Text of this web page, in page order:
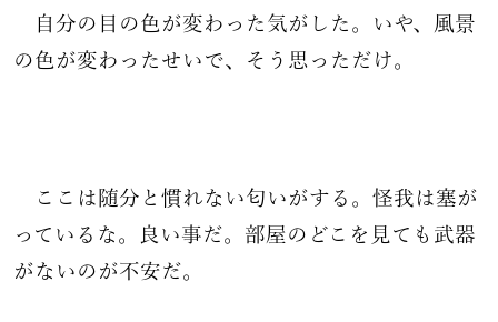
自分の目の色が変わった気がした。いや、風景
の色が変わったせいで、そう思っただけ。
ここは随分と慣れない匂いがする。怪我は塞が
っているな。良い事だ。部屋のどこを見ても武器
がないのが不安だ。